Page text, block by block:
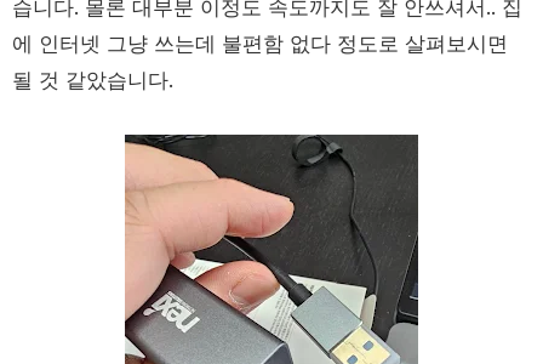
습니다. 몰론 대부분 이정도 속도까지도 잘 안쓰셔서.. 집
에 인터넷 그냥 쓰는데 불편함 없다 정도로 살펴보시면
될 것 같았습니다.